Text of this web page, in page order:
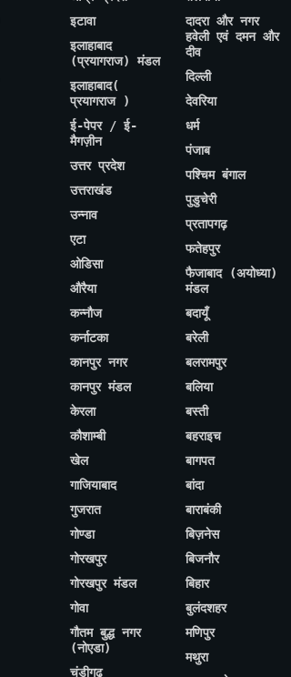
इटावा
इलाहाबाद
(प्रयागराज) मंडल
इलाहाबाद(
प्रयागराज )
ई-पेपर / ई-
मैगज़ीन
उत्तर प्रदेश
उत्तराखंड
उन्नाव
एटा
ओडिसा
औरैया
कन्नौज
कर्नाटका
कानपुर नगर
कानपुर मंडल
केरला
कौशाम्बी
खेल
गाजियाबाद
गुजरात
गोण्डा
गोरखपुर
गोरखपुर मंडल
गोवा
गौतम बुद्ध नगर
(नोएडा)
चंडीगढ़
दादरा और नगर
हवेली एवं दमन और
दीव
दिल्ली
देवरिया
धर्म
पंजाब
पश्चिम बंगाल
पुडुचेरी
प्रतापगढ़
फतेहपुर
फैजाबाद (अयोध्या)
मंडल
बदायूँ
बरेली
बलरामपुर
बलिया
बस्ती
बहराइच
बागपत
बांदा
बाराबंकी
बिज़नेस
बिजनौर
बिहार
बुलंदशहर
मणिपुर
मथुरा